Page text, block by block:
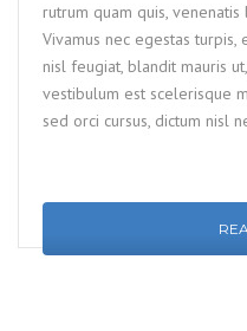
rutrum quam quis,
Vivamus nec egestas
nisl feugiat, blandit mauris
vestibulum est scelerisque
sed orci cursus, dictum nisl